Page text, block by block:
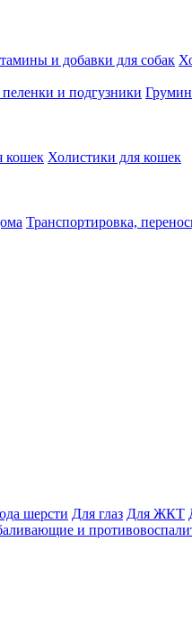
и добавки для собак
и подгузники
кошек Холистики для кошек
Транспортировка,
шерсти Для глаз Для ЖКТ
и